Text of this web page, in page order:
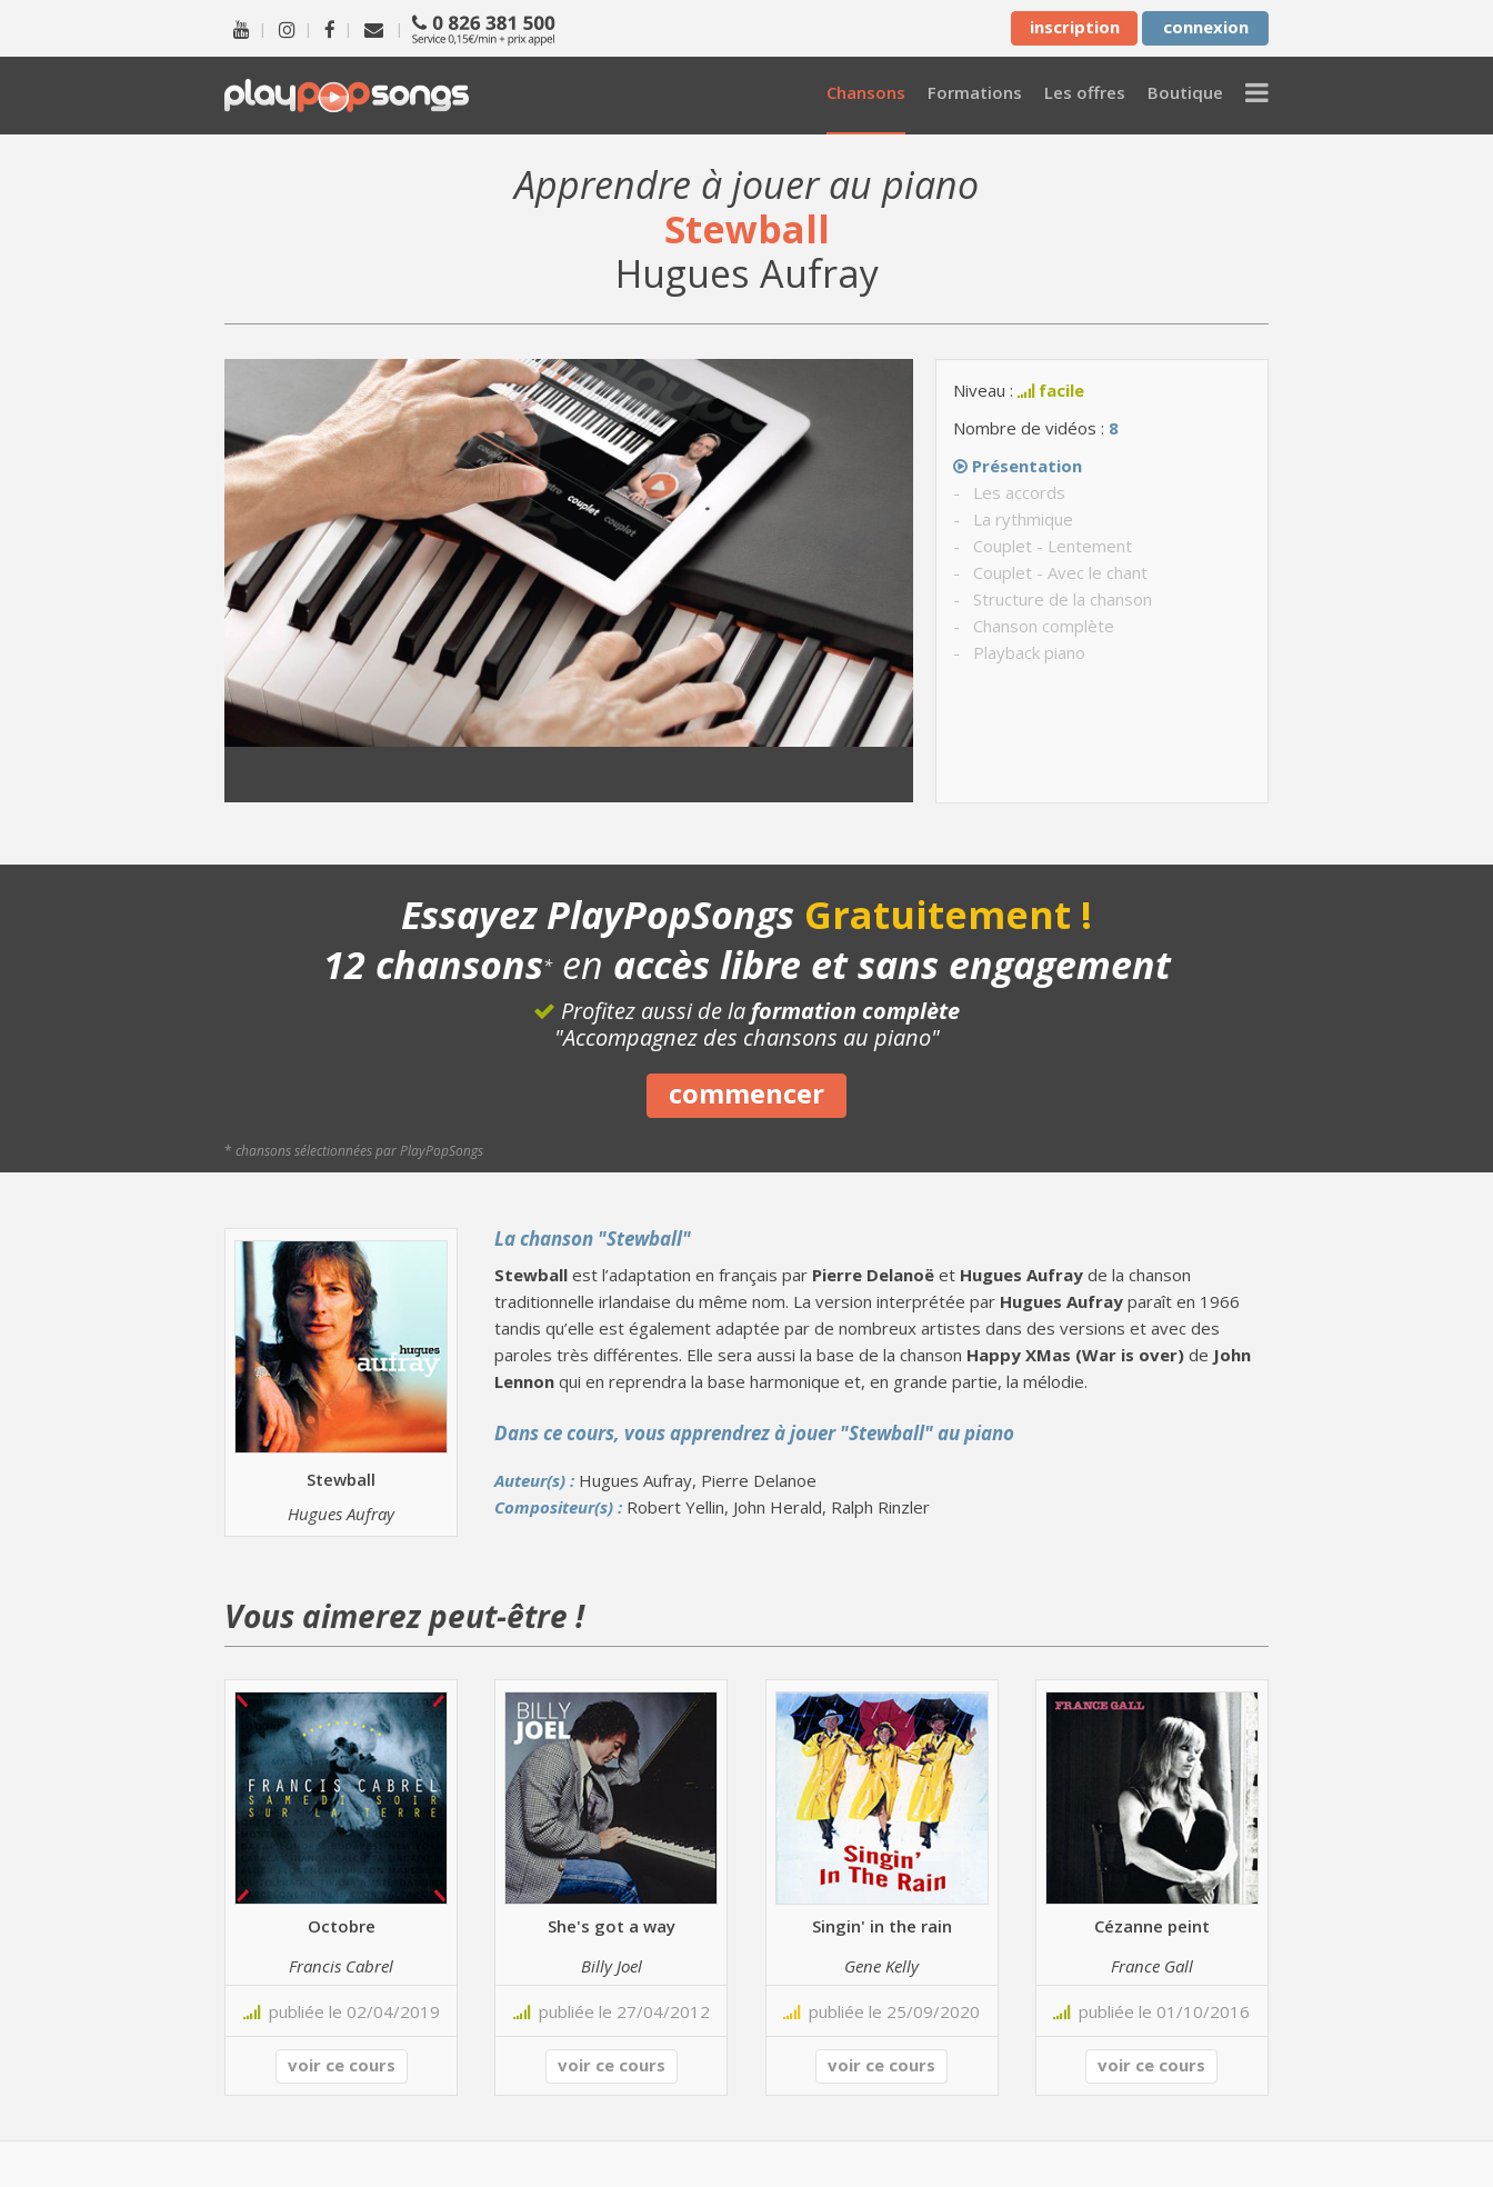
| | | | inscription connexion
Chansons Formations Les offres Boutique Menu
Apprendre à jouer au piano
Stewball
Hugues Aufray
Niveau :
facile
Nombre de vidéos : 8
Présentation
- Les accords
- La rythmique
- Couplet - Lentement
- Couplet - Avec le chant
- Structure de la chanson
- Chanson complète
- Playback piano
Essayez PlayPopSongs Gratuitement !
12 chansons*en accès libre et sans engagement
Profitez aussi de la formation complète
"Accompagnez des chansons au piano"
commencer
* chansons sélectionnées par PlayPopSongs
Stewball
Hugues Aufray
La chanson "Stewball"
Stewball est l’adaptation en français par Pierre Delanoë et Hugues Aufray de la chanson
traditionnelle irlandaise du même nom. La version interprétée par Hugues Aufray paraît en 1966
tandis qu’elle est également adaptée par de nombreux artistes dans des versions et avec des
paroles très différentes. Elle sera aussi la base de la chanson Happy XMas (War is over) de John
Lennon qui en reprendra la base harmonique et, en grande partie, la mélodie.
Dans ce cours, vous apprendrez à jouer "Stewball" au piano
Auteur(s) : Hugues Aufray, Pierre Delanoe
Compositeur(s) : Robert Yellin, John Herald, Ralph Rinzler
Vous aimerez peut-être !
Octobre
Francis Cabrel
publiée le 02/04/2019
voir ce cours
She's got a way
Billy Joel
publiée le 27/04/2012
voir ce cours
Singin' in the rain
Gene Kelly
publiée le 25/09/2020
voir ce cours
Cézanne peint
France Gall
publiée le 01/10/2016
voir ce cours